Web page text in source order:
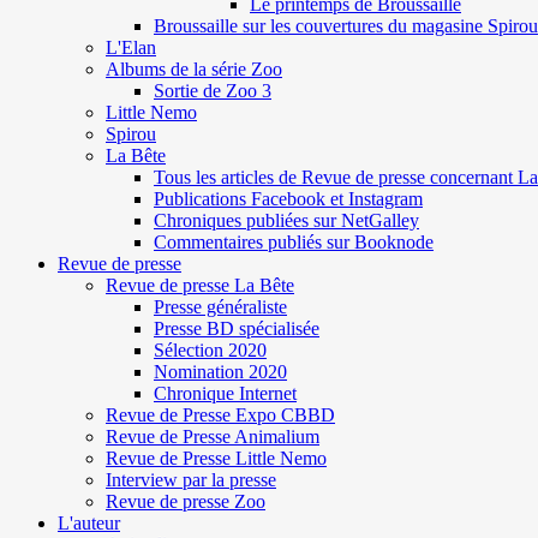
Broussaille sur les couvertures du magasine Spirou
L'Elan
Albums de la série Zoo
Sortie de Zoo 3
Little Nemo
Spirou
La Bête
Tous les articles de Revue de presse concernant
Publications Facebook et Instagram
Chroniques publiées sur NetGalley
Commentaires publiés sur Booknode
Revue de presse
Revue de presse La Bête
Presse généraliste
Presse BD spécialisée
Sélection 2020
Nomination 2020
Chronique Internet
Revue de Presse Expo CBBD
Revue de Presse Animalium
Revue de Presse Little Nemo
Interview par la presse
Revue de presse Zoo
L'auteur